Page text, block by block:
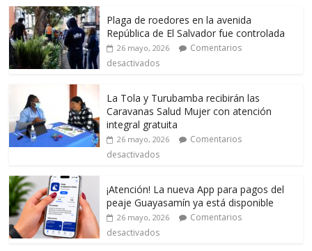
Plaga de roedores en la avenida
República de El Salvador fue controlada
26 mayo, 2026
Comentarios
desactivados
La Tola y Turubamba recibirán las
Caravanas Salud Mujer con atención
integral gratuita
26 mayo, 2026
Comentarios
desactivados
¡Atención! La nueva App para pagos del
peaje Guayasamín ya está disponible
26 mayo, 2026
Comentarios
desactivados